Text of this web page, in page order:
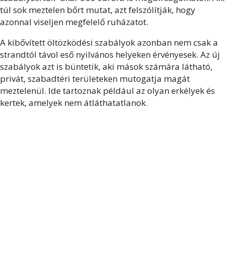
túl sok meztelen bőrt mutat, azt felszólítják, hogy
azonnal viseljen megfelelő ruházatot.
A kibővített öltözködési szabályok azonban nem csak a
strandtól távol eső nyilvános helyeken érvényesek. Az új
szabályok azt is büntetik, aki mások számára látható,
privát, szabadtéri területeken mutogatja magát
meztelenül. Ide tartoznak például az olyan erkélyek és
kertek, amelyek nem átláthatatlanok.